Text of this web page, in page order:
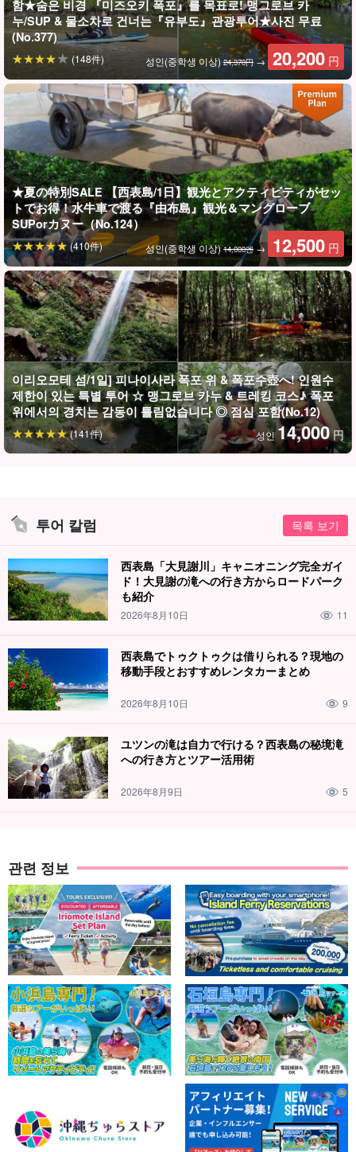
사진 데이터 무료 증정
투어 중 가이드가 여러분의 사진을 찍고, 데이터를 무료로 증정해 드
립니다.
가이드의 든든한 지원
가이드는 모두 수상 구조원 자격증을 보유하고 있습니다. 천천히 친
도 안심하고 참여하실 수 있습니다!
함★숨은 비경 『미즈오키 폭포』를 목표로! 맹그로브 카
누/SUP & 물소차로 건너는『유부도』관광투어★사진 무료
(No.377)
성인(중학생 이상) 24,370円 → 20,200 円
(148件)
★夏の特別SALE 【西表島/1日】観光とアクティビティがセッ
トでお得！水牛車で渡る『由布島』観光＆マングローブ
SUPorカヌー（No.124）
성인(중학생 이상)14,000엔 → 12,500 円
(410件)
이리오모테 섬/1일] 피나이사라 폭포 위 & 폭포수壺へ! 인원수
제한이 있는 특별 투어 ☆ 맹그로브 카누 & 트레킹 코스♪ 폭포
위에서의 경치는 감동이 틀림없습니다 ◎ 점심 포함(No.12)
성인14,000 円
(141件)
투어 칼럼 목록 보기
西表島「大見謝川」キャニオニング完全ガイ
ド！大見謝の滝への行き方からロードパーク
も紹介
2026年8月10日 11
西表島でトゥクトゥクは借りられる？現地の
移動手段とおすすめレンタカーまとめ
2026年8月10日 9
ユツンの滝は自力で行ける？西表島の秘境滝
への行き方とツアー活用術
2026年8月9日 5
관련 정보